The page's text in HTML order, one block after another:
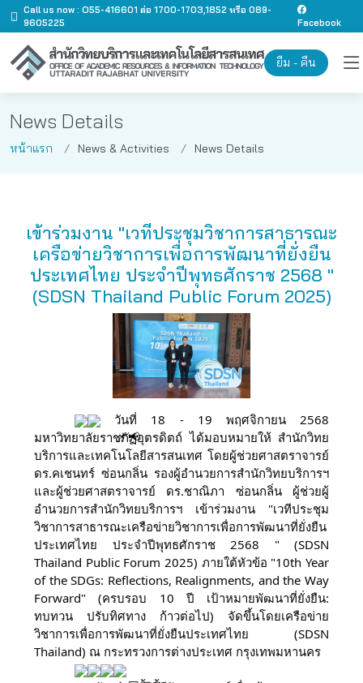
Call us now : O55-416601 ต่อ 1700-1703,1852 หรือ 089-
9605225
Facebook
ยืม - คืน
News Details
หน้าแรก News & Activities News Details
เข้าร่วมงาน "เวทีประชุมวิชาการสาธารณะ
เครือข่ายวิชาการเพื่อการพัฒนาที่ยั่งยืน
ประเทศไทย ประจำปีพุทธศักราช 2568 "
(SDSN Thailand Public Forum 2025)
วันที่ 18 - 19 พฤศจิกายน 2568
มหาวิทยาลัยราชภัฏอุตรดิตถ์ ได้มอบหมายให้ สำนักวิทย
บริการและเทคโนโลยีสารสนเทศ โดยผู้ช่วยศาสตราจารย์
ดร.คเชนทร์ ซ่อนกลิ่น รองผู้อำนวยการสำนักวิทยบริการฯ
และผู้ช่วยศาสตราจารย์ ดร.ชาณิภา ซ่อนกลิ่น ผู้ช่วยผู้
อำนวยการสำนักวิทยบริการฯ เข้าร่วมงาน "เวทีประชุม
วิชาการสาธารณะเครือข่ายวิชาการเพื่อการพัฒนาที่ยั่งยืน
ประเทศไทย ประจำปีพุทธศักราช 2568 " (SDSN
Thailand Public Forum 2025) ภายใต้หัวข้อ "10th Year
of the SDGs: Reflections, Realignments, and the Way
Forward" (ครบรอบ 10 ปี เป้าหมายพัฒนาที่ยั่งยืน:
ทบทวน ปรับทิศทาง ก้าวต่อไป) จัดขึ้นโดยเครือข่าย
วิชาการเพื่อการพัฒนาที่ยั่งยืนประเทศไทย (SDSN
Thailand) ณ กระทรวงการต่างประเทศ กรุงเทพมหานคร